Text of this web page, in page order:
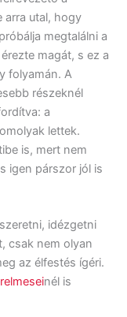
arra utal, hogy
megtalálni a
magát, s ez a
folyamán. A
részeknél
a
lettek.
is, mert nem
igen párszor jól is
idézgetni
csak nem olyan
az élfestés ígéri.
nél is